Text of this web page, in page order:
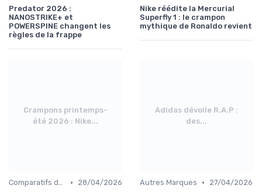
Predator 2026 :
NANOSTRIKE+ et
POWERSPINE changent les
règles de la frappe
Nike réédite la Mercurial
Superfly 1 : le crampon
mythique de Ronaldo revient
Crampons printemps-
été 2026 : Nike...
Comparatifs de Prix et de Modèles •
28/04/2026
Adidas dévoile R.A.P :
des...
Autres Marques •
27/04/2026